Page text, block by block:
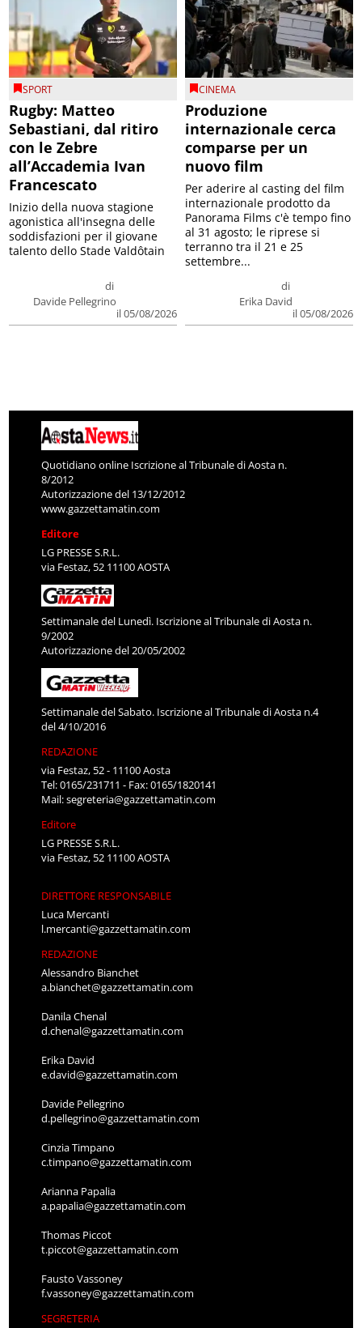
SPORT
Rugby: Matteo
Sebastiani, dal ritiro
con le Zebre
all’Accademia Ivan
Francescato
di
Davide Pellegrino
il 05/08/2026
Inizio della nuova stagione
agonistica all'insegna delle
soddisfazioni per il giovane
talento dello Stade Valdôtain
CINEMA
Produzione
internazionale cerca
comparse per un
nuovo film
di
Erika David
il 05/08/2026
Per aderire al casting del film
internazionale prodotto da
Panorama Films c'è tempo fino
al 31 agosto; le riprese si
terranno tra il 21 e 25
settembre...
Quotidiano online Iscrizione al Tribunale di Aosta n.
8/2012
Autorizzazione del 13/12/2012
www.gazzettamatin.com
Editore
LG PRESSE S.R.L.
via Festaz, 52 11100 AOSTA
Settimanale del Lunedì. Iscrizione al Tribunale di Aosta n.
9/2002
Autorizzazione del 20/05/2002
Settimanale del Sabato. Iscrizione al Tribunale di Aosta n.4
del 4/10/2016
REDAZIONE
via Festaz, 52 - 11100 Aosta
Tel: 0165/231711 - Fax: 0165/1820141
Mail:segreteria@gazzettamatin.com
Editore
LG PRESSE S.R.L.
via Festaz, 52 11100 AOSTA
DIRETTORE RESPONSABILE
Luca Mercanti
l.mercanti@gazzettamatin.com
REDAZIONE
Alessandro Bianchet
a.bianchet@gazzettamatin.com
Danila Chenal
d.chenal@gazzettamatin.com
Erika David
e.david@gazzettamatin.com
Davide Pellegrino
d.pellegrino@gazzettamatin.com
Cinzia Timpano
c.timpano@gazzettamatin.com
Arianna Papalia
a.papalia@gazzettamatin.com
Thomas Piccot
t.piccot@gazzettamatin.com
Fausto Vassoney
f.vassoney@gazzettamatin.com
SEGRETERIA